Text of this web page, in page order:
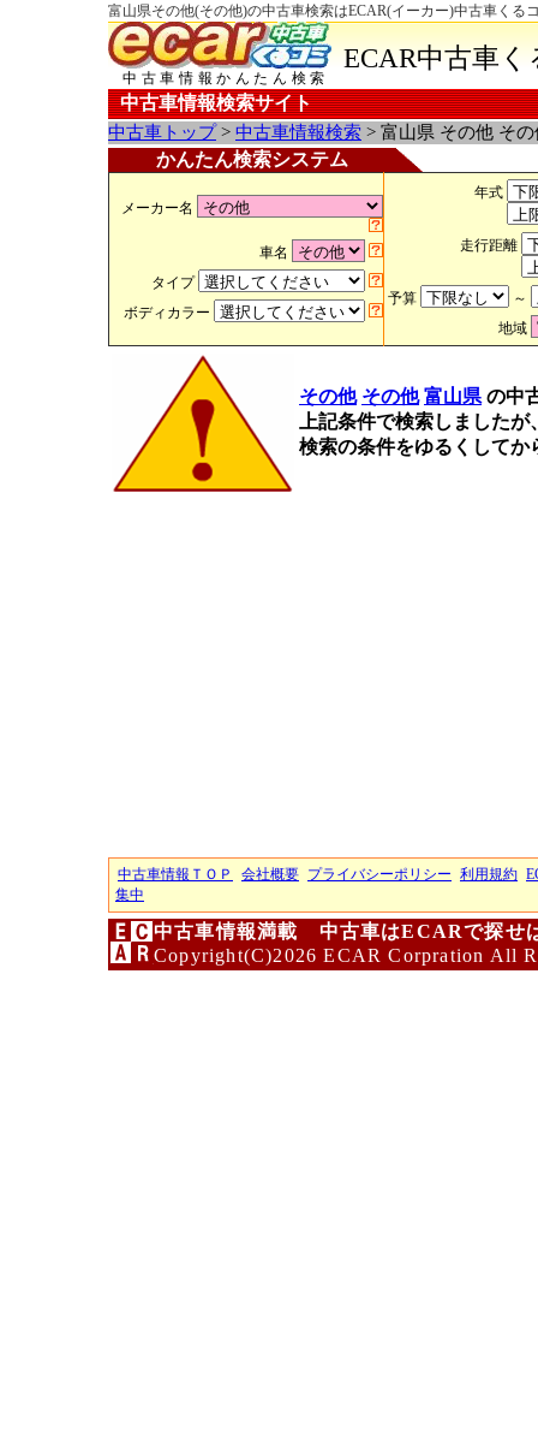
富山県その他(その他)の中古車検索はECAR(イーカー)中古車くる
中古車情報かんたん検索
ECAR中古車
中古車情報検索サイト
中古車トップ> 中古車情報検索 > 富山県 その他 そ
かんたん検索システム
メーカー名
車名
タイプ
ボディカラー
年式
走行距離
予算
～
地域
その他 その他 富山県 の中
上記条件で検索しました
検索の条件をゆるくして
中古車情報ＴＯＰ 会社概要 プライバシーポリシー 利用規約
集中
中古車情報満載 中古車はECARで探せ
Copyright(C)2026 ECAR Corpration All